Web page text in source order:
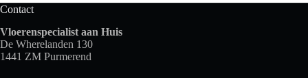
Contact
Vloerenspecialist aan Huis
De Wherelanden 130
1441 ZM Purmerend